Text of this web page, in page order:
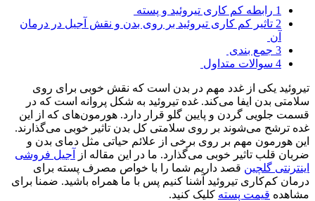
1 رابطه کم کاری تیروئید و پسته
2 تاثیر کم کاری تیروئید بر روی بدن و نقش آجیل در درمان
آن
3 جمع بندی
4 سوالات متداول
تیروئید یکی از غدد مهم در بدن است که نقش خوبی برای روی
سلامتی بدن ایفا می‌کند. غده تیروئید به شکل پروانه است که در
قسمت جلویی گردن و پایین گلو قرار دارد. هورمون‌های که از این
غده ترشح می‌شوند بر روی سلامتی کل بدن تاثیر خوبی می‌گذارند.
این هورمون مهم بر روی برخی از علائم حیاتی مثل دمای بدن و
ضربان قلب تاثیر خوبی می‌گذارد. ما در این مقاله از
آجیل فروشی
اینترنتی گلچین قصد داریم شما را با خواص مصرف پسته برای
درمان کم‌کاری تیروئید آشنا کنیم پس با ما همراه باشید. ضمنا برای
مشاهده قیمت پسته کلیک کنید.